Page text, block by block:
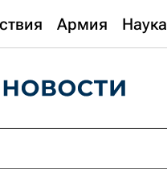
Армия Наука